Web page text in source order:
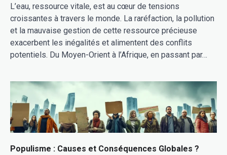
L’eau, ressource vitale, est au cœur de tensions
croissantes à travers le monde. La raréfaction, la pollution
et la mauvaise gestion de cette ressource précieuse
exacerbent les inégalités et alimentent des conflits
potentiels. Du Moyen-Orient à l’Afrique, en passant par…
Populisme : Causes et Conséquences Globales ?